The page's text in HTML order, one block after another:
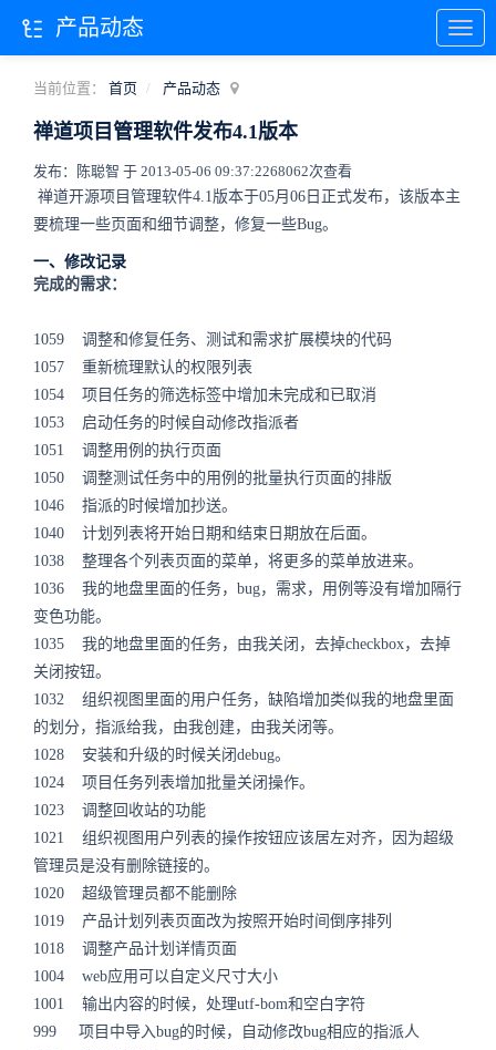
当前位置： 首页 产品动态
禅道项目管理软件发布4.1版本
发布：陈聪智 于 2013-05-06 09:37:2268062次查看
禅道开源项目管理软件4.1版本于05月06日正式发布，该版本主
要梳理一些页面和细节调整，修复一些Bug。
一、修改记录
完成的需求：
1059 调整和修复任务、测试和需求扩展模块的代码
1057 重新梳理默认的权限列表
1054 项目任务的筛选标签中增加未完成和已取消
1053 启动任务的时候自动修改指派者
1051 调整用例的执行页面
1050 调整测试任务中的用例的批量执行页面的排版
1046 指派的时候增加抄送。
1040 计划列表将开始日期和结束日期放在后面。
1038 整理各个列表页面的菜单，将更多的菜单放进来。
1036 我的地盘里面的任务，bug，需求，用例等没有增加隔行
变色功能。
1035 我的地盘里面的任务，由我关闭，去掉checkbox，去掉
关闭按钮。
1032 组织视图里面的用户任务，缺陷增加类似我的地盘里面
的划分，指派给我，由我创建，由我关闭等。
1028 安装和升级的时候关闭debug。
1024 项目任务列表增加批量关闭操作。
1023 调整回收站的功能
1021 组织视图用户列表的操作按钮应该居左对齐，因为超级
管理员是没有删除链接的。
1020 超级管理员都不能删除
1019 产品计划列表页面改为按照开始时间倒序排列
1018 调整产品计划详情页面
1004 web应用可以自定义尺寸大小
1001 输出内容的时候，处理utf-bom和空白字符
999 项目中导入bug的时候，自动修改bug相应的指派人
产品动态